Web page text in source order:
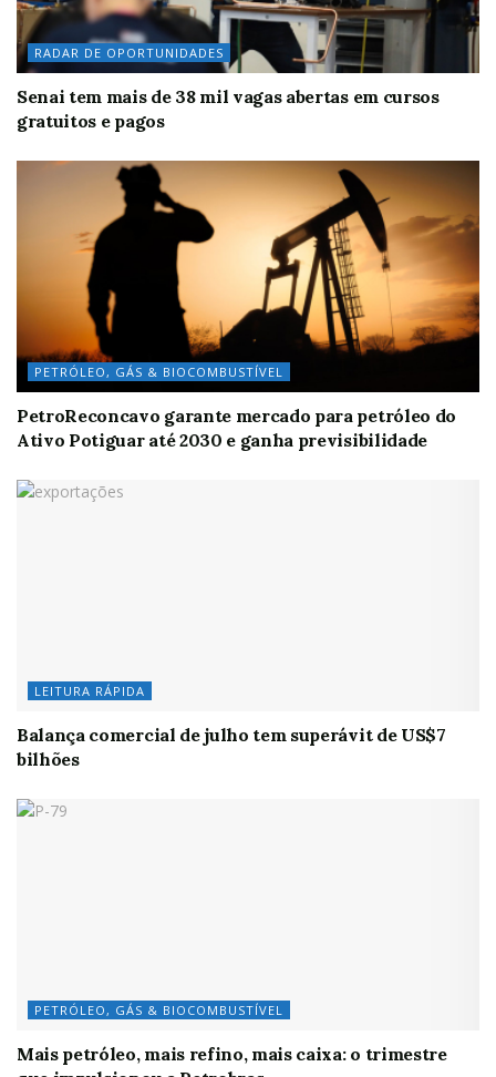
RADAR DE OPORTUNIDADES
Senai tem mais de 38 mil vagas abertas em cursos
gratuitos e pagos
PETRÓLEO, GÁS & BIOCOMBUSTÍVEL
PetroReconcavo garante mercado para petróleo do
Ativo Potiguar até 2030 e ganha previsibilidade
LEITURA RÁPIDA
Balança comercial de julho tem superávit de US$7
bilhões
PETRÓLEO, GÁS & BIOCOMBUSTÍVEL
Mais petróleo, mais refino, mais caixa: o trimestre